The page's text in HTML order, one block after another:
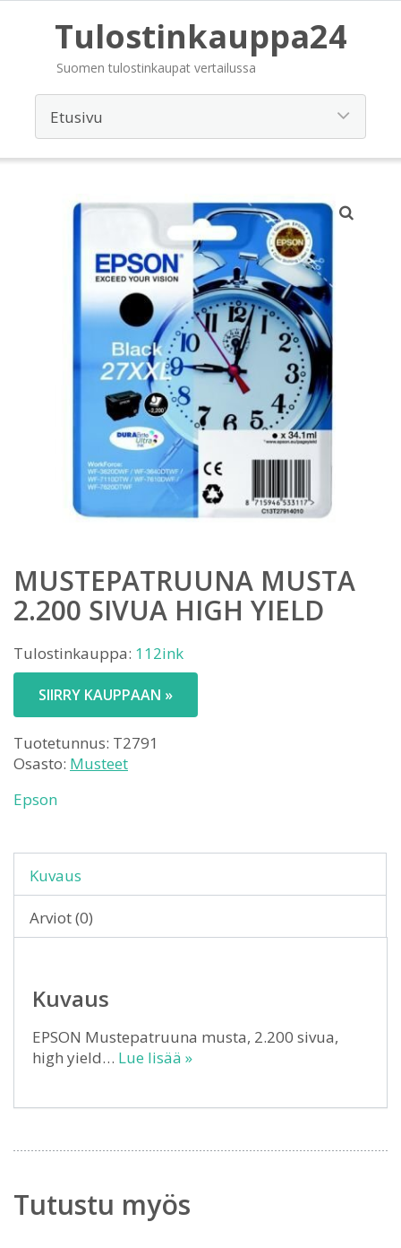
Tulostinkauppa24
Suomen tulostinkaupat vertailussa
MUSTEPATRUUNA MUSTA
2.200 SIVUA HIGH YIELD
Tulostinkauppa: 112ink
SIIRRY KAUPPAAN »
Tuotetunnus: T2791
Osasto: Musteet
Epson
Kuvaus
Arviot (0)
Kuvaus
EPSON Mustepatruuna musta, 2.200 sivua,
high yield… Lue lisää »
Tutustu myös